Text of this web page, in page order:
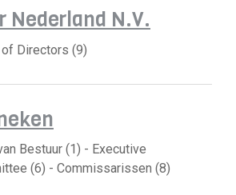
Nederland N.V.
of Directors (9)
Bestuur (1) - Executive
(6) - Commissarissen (8)